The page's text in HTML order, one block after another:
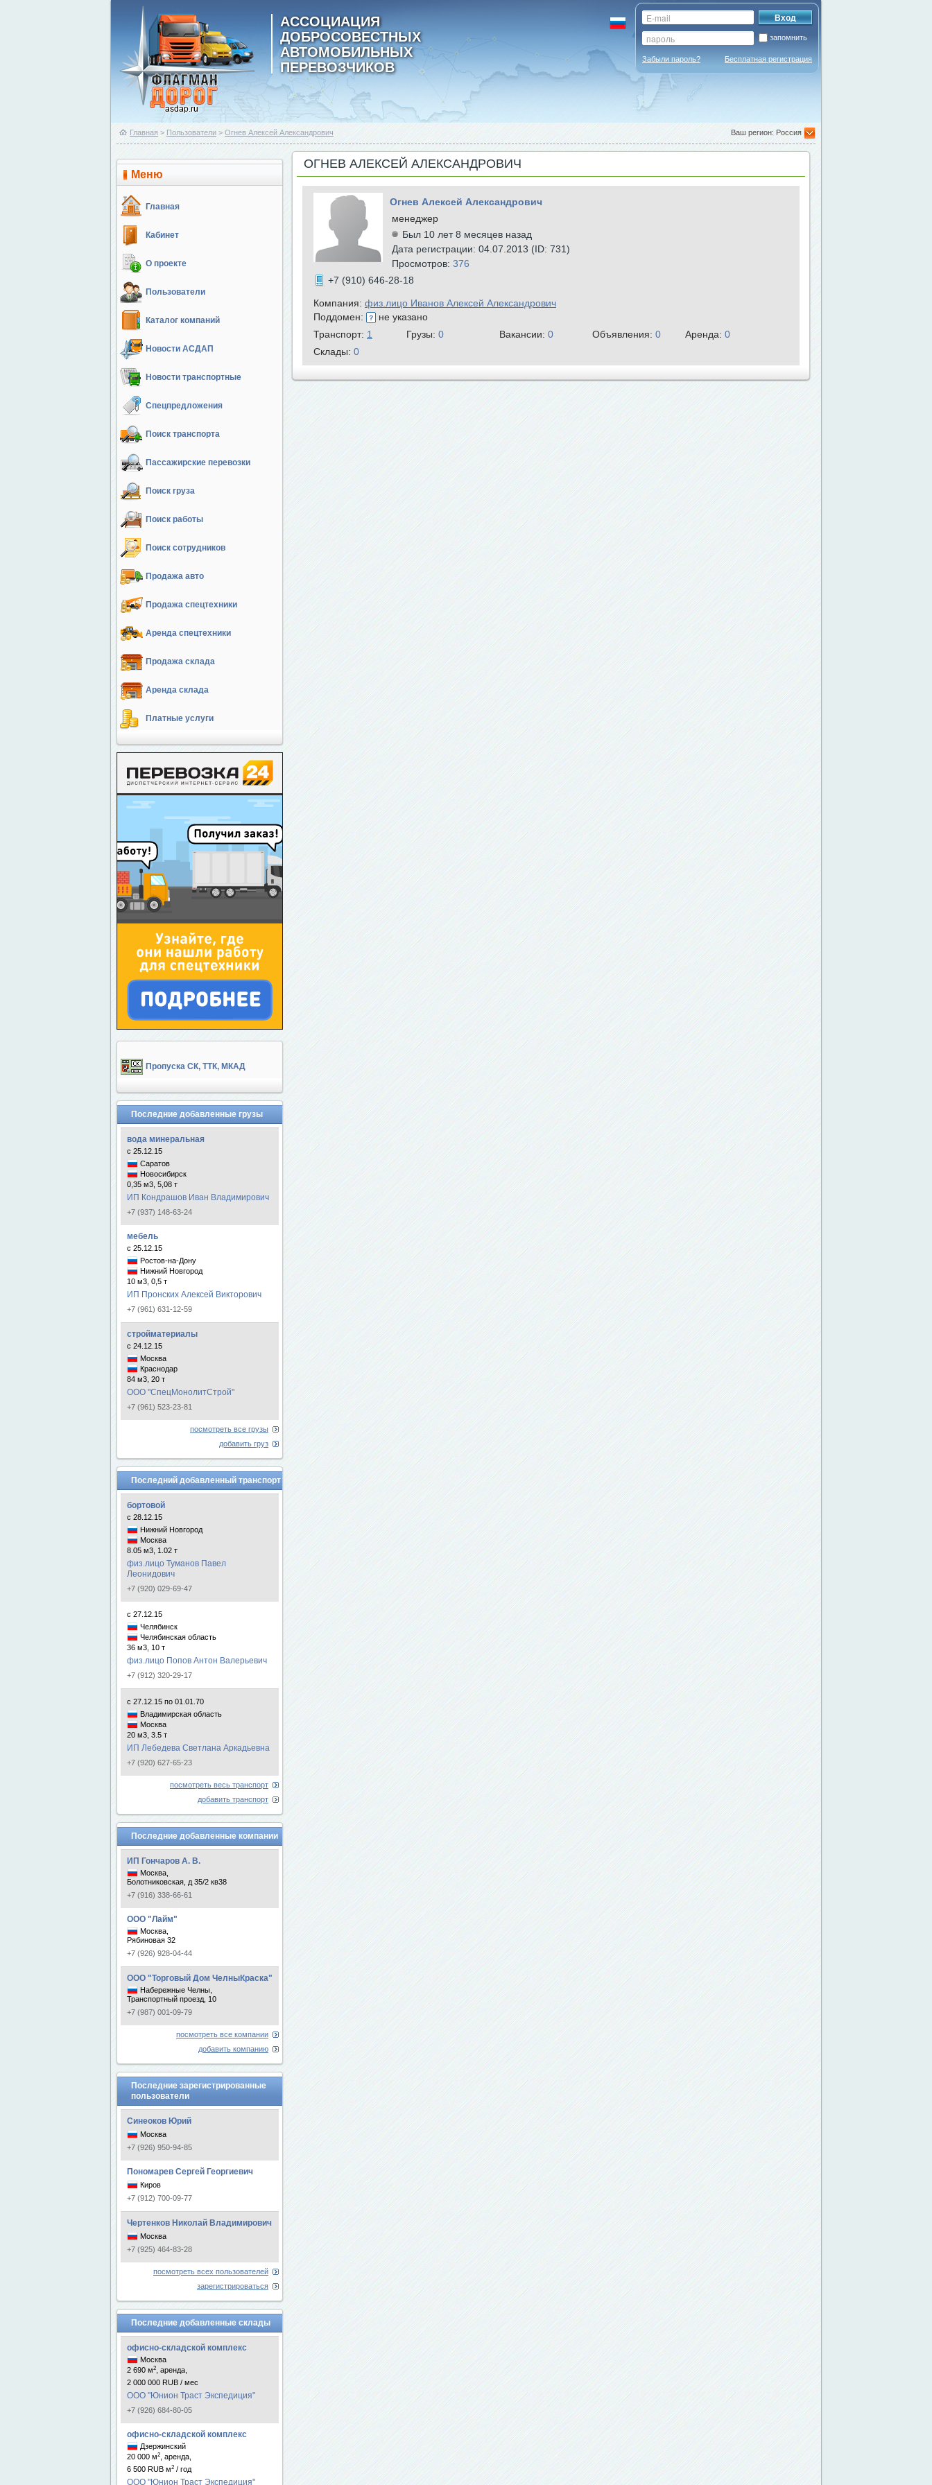
АССОЦИАЦИЯ
ДОБРОСОВЕСТНЫХ
АВТОМОБИЛЬНЫХ
ПЕРЕВОЗЧИКОВ
запомнить
Забыли пароль? Бесплатная регистрация
Главная > Пользователи > Огнев Алексей Александрович Ваш регион: Россия
Меню
Главная
Кабинет
О проекте
Пользователи
Каталог компаний
Новости АСДАП
Новости транспортные
Спецпредложения
Поиск транспорта
Пассажирские перевозки
Поиск груза
Поиск работы
Поиск сотрудников
Продажа авто
Продажа спецтехники
Аренда спецтехники
Продажа склада
Аренда склада
Платные услуги
Пропуска СК, ТТК, МКАД
Последние добавленные грузы
вода минеральная
с 25.12.15
Саратов
Новосибирск
0,35 м3, 5,08 т
ИП Кондрашов Иван Владимирович
+7 (937) 148-63-24
мебель
с 25.12.15
Ростов-на-Дону
Нижний Новгород
10 м3, 0,5 т
ИП Пронских Алексей Викторович
+7 (961) 631-12-59
стройматериалы
с 24.12.15
Москва
Краснодар
84 м3, 20 т
ООО "СпецМонолитСтрой"
+7 (961) 523-23-81
посмотреть все грузы
добавить груз
Последний добавленный транспорт
бортовой
с 28.12.15
Нижний Новгород
Москва
8.05 м3, 1.02 т
физ.лицо Туманов Павел
Леонидович
+7 (920) 029-69-47
с 27.12.15
Челябинск
Челябинская область
36 м3, 10 т
физ.лицо Попов Антон Валерьевич
+7 (912) 320-29-17
с 27.12.15 по 01.01.70
Владимирская область
Москва
20 м3, 3.5 т
ИП Лебедева Светлана Аркадьевна
+7 (920) 627-65-23
посмотреть весь транспорт
добавить транспорт
Последние добавленные компании
ИП Гончаров А. В.
Москва,
Болотниковская, д 35/2 кв38
+7 (916) 338-66-61
ООО "Лайм"
Москва,
Рябиновая 32
+7 (926) 928-04-44
ООО "Торговый Дом ЧелныКраска"
Набережные Челны,
Транспортный проезд, 10
+7 (987) 001-09-79
посмотреть все компании
добавить компанию
Последние зарегистрированные
пользователи
Синеоков Юрий
Москва
+7 (926) 950-94-85
Пономарев Сергей Георгиевич
Киров
+7 (912) 700-09-77
Чертенков Николай Владимирович
Москва
+7 (925) 464-83-28
посмотреть всех пользователей
зарегистрироваться
Последние добавленные склады
офисно-складской комплекс
Москва
2 690 м2
, аренда,
2 000 000 RUB / мес
ООО "Юнион Траст Экспедиция"
+7 (926) 684-80-05
офисно-складской комплекс
Дзержинский
20 000 м2
, аренда,
6 500 RUB м2 / год
ООО "Юнион Траст Экспедиция"
ОГНЕВ АЛЕКСЕЙ АЛЕКСАНДРОВИЧ
Огнев Алексей Александрович
менеджер
Был 10 лет 8 месяцев назад
Дата регистрации: 04.07.2013 (ID: 731)
Просмотров: 376
+7 (910) 646-28-18
Компания: физ.лицо Иванов Алексей Александрович
Поддомен:
не указано
Транспорт: 1 Грузы: 0 Вакансии: 0 Объявления: 0 Аренда: 0
Склады: 0